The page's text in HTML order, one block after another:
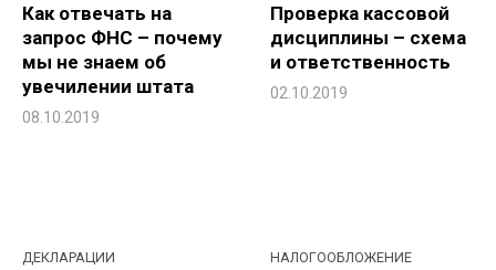
Как отвечать на
запрос ФНС – почему
мы не знаем об
увечилении штата
08.10.2019
Проверка кассовой
дисциплины – схема
и ответственность
02.10.2019
ДЕКЛАРАЦИИ НАЛОГООБЛОЖЕНИЕ